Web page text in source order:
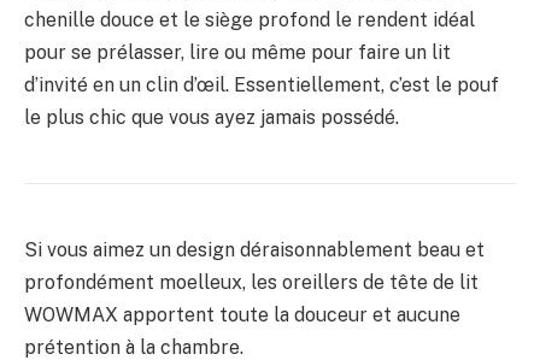
chenille douce et le siège profond le rendent idéal
pour se prélasser, lire ou même pour faire un lit
d’invité en un clin d’œil. Essentiellement, c’est le pouf
le plus chic que vous ayez jamais possédé.
Si vous aimez un design déraisonnablement beau et
profondément moelleux, les oreillers de tête de lit
WOWMAX apportent toute la douceur et aucune
prétention à la chambre.